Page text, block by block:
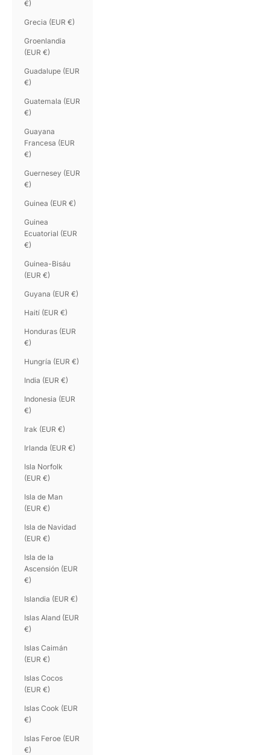
€)
Grecia (EUR €)
Groenlandia
(EUR €)
Guadalupe (EUR
€)
Guatemala (EUR
€)
Guayana
Francesa (EUR
€)
Guernesey (EUR
€)
Guinea (EUR €)
Guinea
Ecuatorial (EUR
€)
Guinea-Bisáu
(EUR €)
Guyana (EUR €)
Haití (EUR €)
Honduras (EUR
€)
Hungría (EUR €)
India (EUR €)
Indonesia (EUR
€)
Irak (EUR €)
Irlanda (EUR €)
Isla Norfolk
(EUR €)
Isla de Man
(EUR €)
Isla de Navidad
(EUR €)
Isla de la
Ascensión (EUR
€)
Islandia (EUR €)
Islas Aland (EUR
€)
Islas Caimán
(EUR €)
Islas Cocos
(EUR €)
Islas Cook (EUR
€)
Islas Feroe (EUR
€)